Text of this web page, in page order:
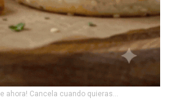
ahora! Cancela cuando quieras...